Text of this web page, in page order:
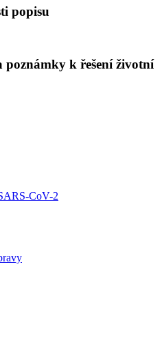
popisu
poznámky k řešení životní
CoV-2